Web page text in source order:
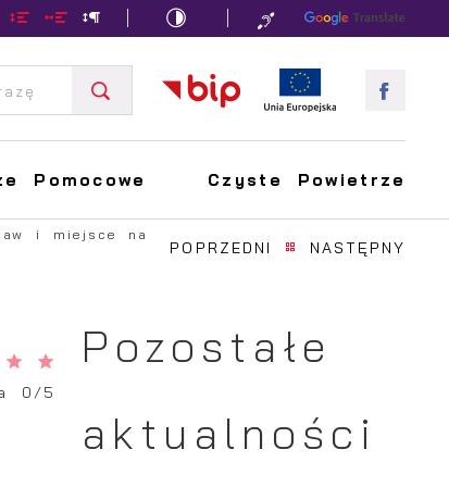
Pomocowe Czyste Powietrze
i miejsce na
POPRZEDNI NASTĘPNY
0/5
Pozostałe
aktualności